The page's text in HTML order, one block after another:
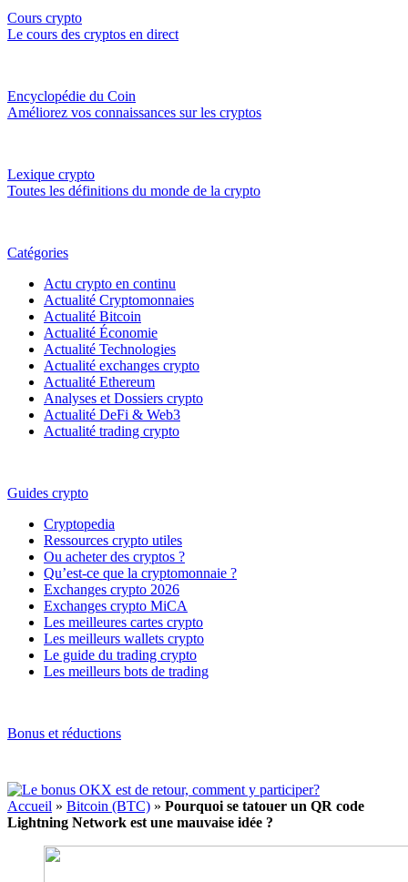
Cours crypto
Le cours des cryptos en direct
Encyclopédie du Coin
Améliorez vos connaissances sur les cryptos
Lexique crypto
Toutes les définitions du monde de la crypto
Catégories
Actu crypto en continu
Actualité Cryptomonnaies
Actualité Bitcoin
Actualité Économie
Actualité Technologies
Actualité exchanges crypto
Actualité Ethereum
Analyses et Dossiers crypto
Actualité DeFi & Web3
Actualité trading crypto
Guides crypto
Cryptopedia
Ressources crypto utiles
Ou acheter des cryptos ?
Qu’est-ce que la cryptomonnaie ?
Exchanges crypto 2026
Exchanges crypto MiCA
Les meilleures cartes crypto
Les meilleurs wallets crypto
Le guide du trading crypto
Les meilleurs bots de trading
Bonus et réductions
Accueil » Bitcoin (BTC) » Pourquoi se tatouer un QR code
Lightning Network est une mauvaise idée ?